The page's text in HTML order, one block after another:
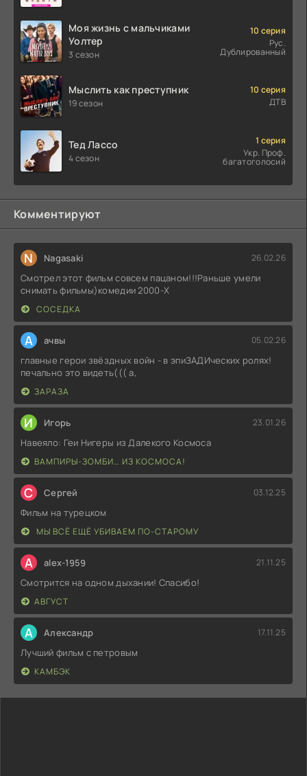
Моя жизнь с мальчиками
Уолтер
3 сезон
10 серия
Рус.
Дублированный
Мыслить как преступник
19 сезон
10 серия
ДТВ
Тед Лассо
4 сезон
1 серия
Укр. Проф.
багатоголосий
Комментируют
N Nagasaki 26.02.26
Смотрел этот фильм совсем пацаном!!!Раньше умели
снимать фильмы)комедии 2000-X
СОСЕДКА
А ачвы 05.02.26
главные герои звёздных войн - в эпиЗАДИческих ролях!
печально это видеть((( а,
ЗАРАЗА
И Игорь 23.01.26
Навеяло: Геи Нигеры из Далекого Космоса
ВАМПИРЫ-ЗОМБИ… ИЗ КОСМОСА!
С Сергей 03.12.25
Фильм на турецком
МЫ ВСЁ ЕЩЁ УБИВАЕМ ПО-СТАРОМУ
A alex-1959 21.11.25
Смотрится на одном дыхании! Спасибо!
АВГУСТ
А Александр 17.11.25
Лучший фильм с петровым
КАМБЭК